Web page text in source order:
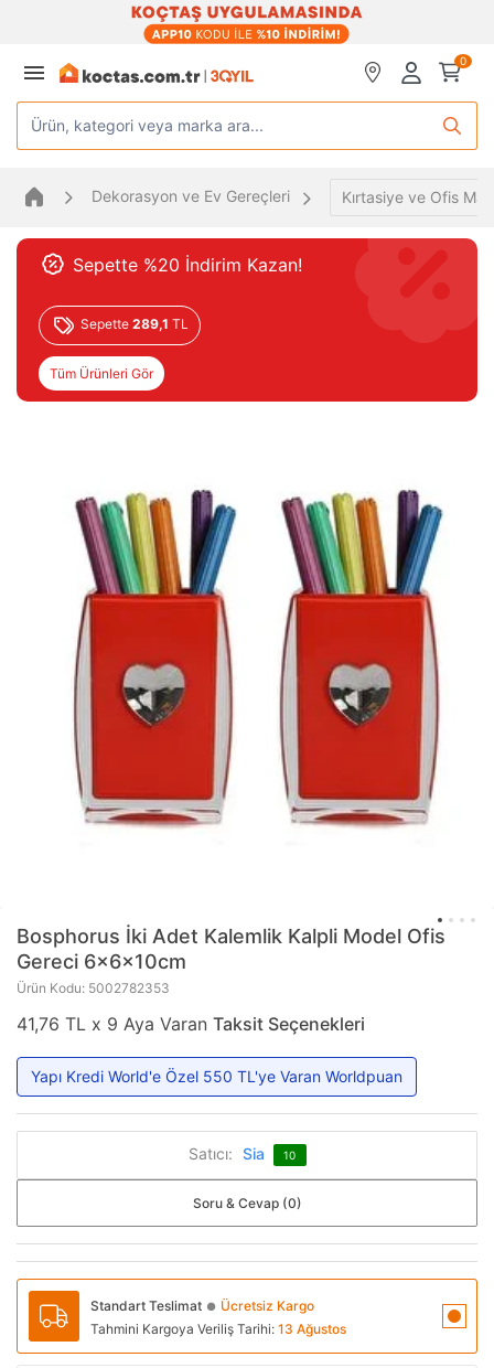
0
Ürün, kategori veya marka ara...
Dekorasyon ve Ev Gereçleri Kırtasiye ve Ofis
Sepette %20 İndirim Kazan!
Sepette 289,1 TL
Tüm Ürünleri Gör
Bosphorus İki Adet Kalemlik Kalpli Model Ofis
Gereci 6x6x10cm
Ürün Kodu: 5002782353
41,76 TL x 9 Aya Varan Taksit Seçenekleri
Yapı Kredi World'e Özel 550 TL'ye Varan Worldpuan
Satıcı: Sia 10
Soru & Cevap (0)
Standart Teslimat ● Ücretsiz Kargo
Tahmini Kargoya Veriliş Tarihi: 13 Ağustos